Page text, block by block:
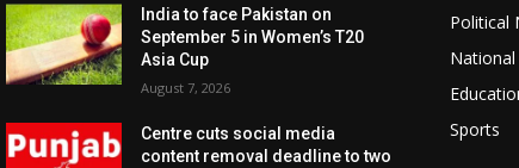
India to face Pakistan on
September 5 in Women’s T20
Asia Cup
August 7, 2026
Centre cuts social media
content removal deadline to two
Political
Sports